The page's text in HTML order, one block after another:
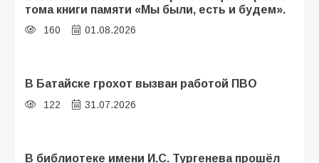
тома книги памяти «Мы были, есть и будем».
160 01.08.2026
В Батайске грохот вызван работой ПВО
122 31.07.2026
В библиотеке имени И.С. Тургенева прошёл